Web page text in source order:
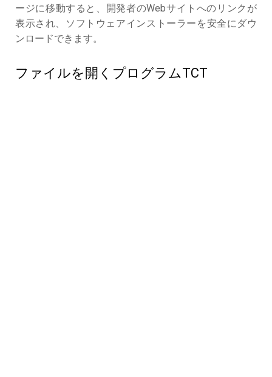
ージに移動すると、開発者のWebサイトへのリンクが
表示され、ソフトウェアインストーラーを安全にダウ
ンロードできます。
ファイルを開くプログラムTCT